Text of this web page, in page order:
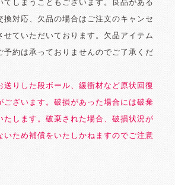
てしまうこともございます。良品がある
換対応、欠品の場合はご注文のキャンセ
せていただいております。欠品アイテム
予約は承っておりませんのでご了承くだ
りした段ボール、緩衝材など原状回復
ございます。破損があった場合には破棄
たします。破棄された場合、破損状況が
いため補償をいたしかねますのでご注意